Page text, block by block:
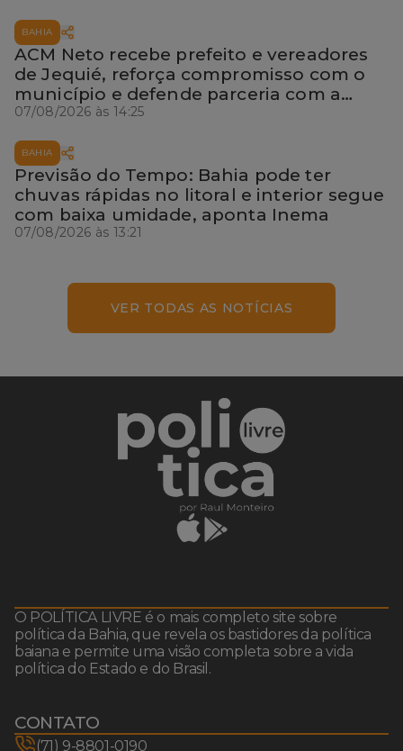
BAHIA
ACM Neto recebe prefeito e vereadores
de Jequié, reforça compromisso com o
município e defende parceria com a
gestão local
07/08/2026 às 14:25
BAHIA
Previsão do Tempo: Bahia pode ter
chuvas rápidas no litoral e interior segue
com baixa umidade, aponta Inema
07/08/2026 às 13:21
VER TODAS AS NOTÍCIAS
O POLÍTICA LIVRE é o mais completo site sobre
política da Bahia, que revela os bastidores da política
baiana e permite uma visão completa sobre a vida
política do Estado e do Brasil.
CONTATO
(71) 9-8801-0190